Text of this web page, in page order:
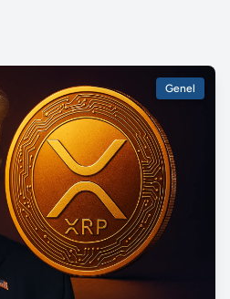
Genel